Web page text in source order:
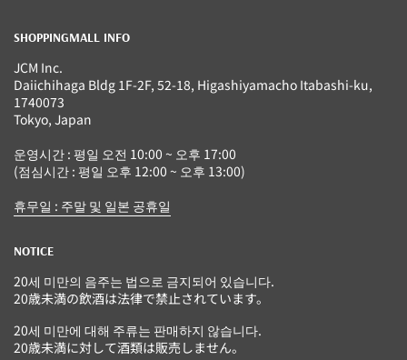
SHOPPINGMALL INFO
JCM Inc.
Daiichihaga Bldg 1F-2F, 52-18, Higashiyamacho Itabashi-ku,
1740073
Tokyo, Japan
운영시간 : 평일 오전 10:00 ~ 오후 17:00
(점심시간 : 평일 오후 12:00 ~ 오후 13:00)
휴무일 : 주말 및 일본 공휴일
NOTICE
20세 미만의 음주는 법으로 금지되어 있습니다.
20歳未満の飲酒は法律で禁止されています。
20세 미만에 대해 주류는 판매하지 않습니다.
20歳未満に対して酒類は販売しません。